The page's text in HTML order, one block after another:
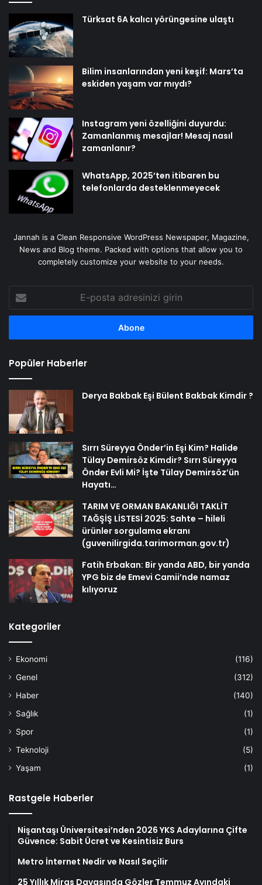
Türksat 6A kalıcı yörüngesine ulaştı
Bilim insanlarından yeni keşif: Mars’ta
eskiden yaşam var mıydı?
Instagram yeni özelliğini duyurdu:
Zamanlanmış mesajlar! Mesaj nasıl
zamanlanır?
WhatsApp, 2025’ten itibaren bu
telefonlarda desteklenmeyecek
Jannah is a Clean Responsive WordPress Newspaper, Magazine,
News and Blog theme. Packed with options that allow you to
completely customize your website to your needs.
posta
adresinizi
Popüler Haberler
Derya Bakbak Eşi Bülent Bakbak Kimdir ?
Sırrı Süreyya Önder’in Eşi Kim? Halide
Tülay Demirsöz Kimdir? Sırrı Süreyya
Önder Evli Mi? İşte Tülay Demirsöz’ün
Hayatı…
TARIM VE ORMAN BAKANLIĞI TAKLİT
TAĞŞİŞ LİSTESİ 2025: Sahte – hileli
ürünler sorgulama ekranı
(guvenilirgida.tarimorman.gov.tr)
Fatih Erbakan: Bir yanda ABD, bir yanda
YPG biz de Emevi Camii’nde namaz
kılıyoruz
Kategoriler
Ekonomi
(116)
Genel
(312)
Haber
(140)
Sağlık
(1)
Spor
(1)
Teknoloji
(5)
Yaşam
(1)
Rastgele Haberler
Nişantaşı Üniversitesi’nden 2026 YKS Adaylarına Çifte
Güvence: Sabit Ücret ve Kesintisiz Burs
Metro İnternet Nedir ve Nasıl Seçilir
25 Yıllık Miras Davasında Gözler Temmuz Ayındaki